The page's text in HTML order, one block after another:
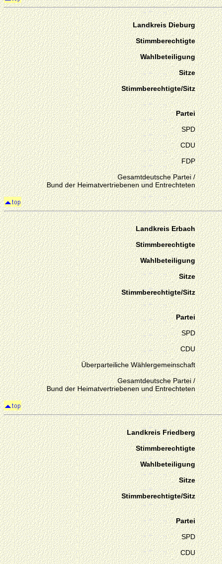
Landkreis Dieburg
Stimmberechtigte
Wahlbeteiligung
Sitze
Stimmberechtigte/Sitz
Partei
SPD
CDU
FDP
Gesamtdeutsche Partei /
Bund der Heimatvertriebenen und Entrechteten
Landkreis Erbach
Stimmberechtigte
Wahlbeteiligung
Sitze
Stimmberechtigte/Sitz
Partei
SPD
CDU
Überparteiliche Wählergemeinschaft
Gesamtdeutsche Partei /
Bund der Heimatvertriebenen und Entrechteten
Landkreis Friedberg
Stimmberechtigte
Wahlbeteiligung
Sitze
Stimmberechtigte/Sitz
Partei
SPD
CDU